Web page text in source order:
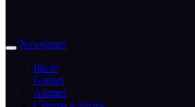
Newsletter
Inicio
Games
Animes